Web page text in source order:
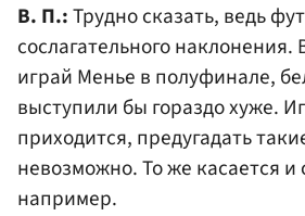
В. П.:Трудно сказать, ведь
сослагательного
играй Менье в полуфинале,
выступили бы гораздо хуже.
приходится, предугадать
невозможно. То же касается и
например.